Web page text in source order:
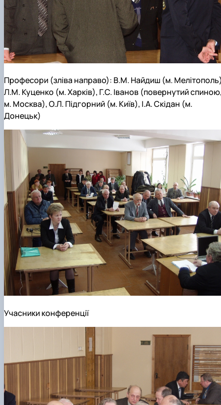
Професори (зліва направо): В.М. Найдиш (м.
Л.М. Куценко (м. Харків), Г.С. Іванов (повернутий
м. Москва), О.Л. Підгорний (м. Київ), І.А. Скідан (м.
Донецьк)
Учасники конференції